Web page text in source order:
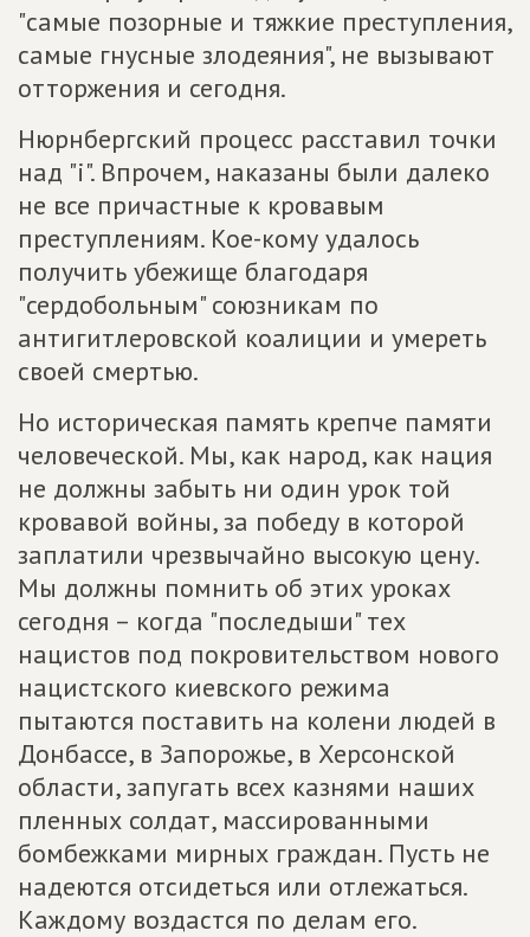
"самые позорные и тяжкие преступления,
самые гнусные злодеяния", не вызывают
отторжения и сегодня.
Нюрнбергский процесс расставил точки
над "i". Впрочем, наказаны были далеко
не все причастные к кровавым
преступлениям. Кое-кому удалось
получить убежище благодаря
"сердобольным" союзникам по
антигитлеровской коалиции и умереть
своей смертью.
Но историческая память крепче памяти
человеческой. Мы, как народ, как нация
не должны забыть ни один урок той
кровавой войны, за победу в которой
заплатили чрезвычайно высокую цену.
Мы должны помнить об этих уроках
сегодня – когда "последыши" тех
нацистов под покровительством нового
нацистского киевского режима
пытаются поставить на колени людей в
Донбассе, в Запорожье, в Херсонской
области, запугать всех казнями наших
пленных солдат, массированными
бомбежками мирных граждан. Пусть не
надеются отсидеться или отлежаться.
Каждому воздастся по делам его.